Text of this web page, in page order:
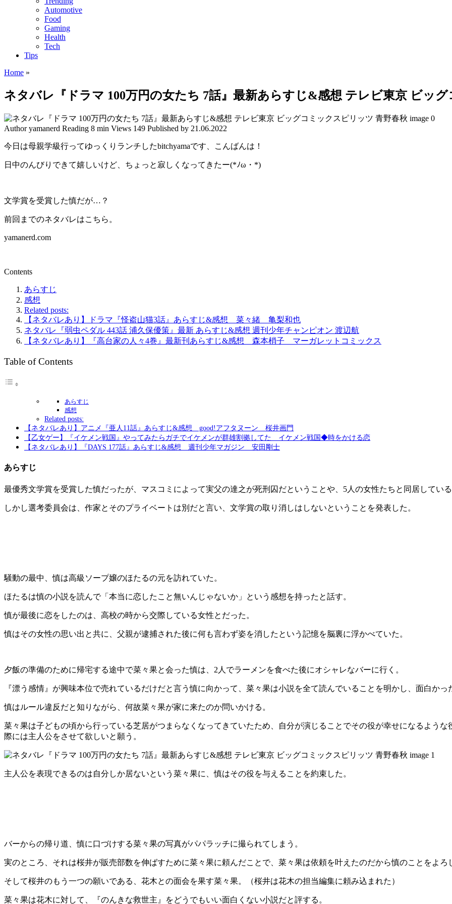
Automotive
Food
Gaming
Health
Tech
Tips
Home »
ネタバレ『ドラマ 100万円の女たち 7話』最新あらすじ&感想 テレビ東京 ビッ
Author yamanerd Reading 8 min Views 149 Published by 21.06.2022
今日は母親学級行ってゆっくりランチしたbitchyamaです、こんばんは！
日中のんびりできて嬉しいけど、ちょっと寂しくなってきたー(*ﾉω・*)
文学賞を受賞した慎だが…？
前回までのネタバレはこちら。
yamanerd.com
Contents
あらすじ
感想
Related posts:
【ネタバレあり】ドラマ『怪盗山猫3話』あらすじ&感想 菜々緒 亀梨和也
ネタバレ『弱虫ペダル 443話 浦久保優策』最新 あらすじ&感想 週刊少年チャンピオン 渡辺航
【ネタバレあり】『高台家の人々4巻』最新刊あらすじ&感想 森本梢子 マーガレットコミックス
Table of Contents
あらすじ
感想
Related posts:
【ネタバレあり】アニメ『亜人11話』あらすじ&感想 good!アフタヌーン 桜井画門
【乙女ゲー】『イケメン戦国』やってみたらガチでイケメンが群雄割拠してた イケメン戦国◆時をかける恋
【ネタバレあり】『DAYS 177話』あらすじ&感想 週刊少年マガジン 安田剛士
あらすじ
最優秀文学賞を受賞した慎だったが、マスコミによって実父の達之が死刑囚だということや、5人の女性たちと同居している
しかし選考委員会は、作家とそのプライベートは別だと言い、文学賞の取り消しはしないということを発表した。
騒動の最中、慎は高級ソープ嬢のほたるの元を訪れていた。
ほたるは慎の小説を読んで「本当に恋したこと無いんじゃないか」という感想を持ったと話す。
慎が最後に恋をしたのは、高校の時から交際している女性とだった。
慎はその女性の思い出と共に、父親が逮捕された後に何も言わず姿を消したという記憶を脳裏に浮かべていた。
夕飯の準備のために帰宅する途中で菜々果と会った慎は、2人でラーメンを食べた後にオシャレなバーに行く。
『漂う感情』が興味本位で売れているだけだと言う慎に向かって、菜々果は小説を全て読んでいることを明かし、面白かっ
慎はルール違反だと知りながら、何故菜々果が家に来たのか問いかける。
菜々果は子どもの頃から行っている芝居がつまらなくなってきていたため、自分が演じることでその役が幸せになるよう
際には主人公をさせて欲しいと願う。
主人公を表現できるのは自分しか居ないという菜々果に、慎はその役を与えることを約束した。
バーからの帰り道、慎に口づけする菜々果の写真がパパラッチに撮られてしまう。
実のところ、それは桜井が販売部数を伸ばすために菜々果に頼んだことで、菜々果は依頼を叶えたのだから慎のことをよろ
そして桜井のもう一つの願いである、花木との面会を果す菜々果。（桜井は花木の担当編集に頼み込まれた）
菜々果は花木に対して、『のんきな救世主』をどうでもいい面白くない小説だと評する。